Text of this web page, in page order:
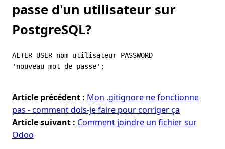
passe d'un utilisateur sur
PostgreSQL?
ALTER USER nom_utilisateur PASSWORD
Article précédent : Mon .gitignore ne fonctionne
pas - comment dois-je faire pour corriger ça
Article suivant : Comment joindre un fichier sur
Odoo